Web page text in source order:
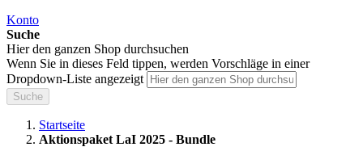
Konto
Suche
Hier den ganzen Shop durchsuchen
Wenn Sie in dieses Feld tippen, werden Vorschläge in einer
Dropdown-Liste angezeigt
Suche
Startseite
Aktionspaket LaI 2025 - Bundle